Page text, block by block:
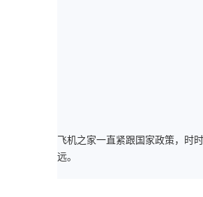
飞机之家一直紧跟国家政策，时
远。